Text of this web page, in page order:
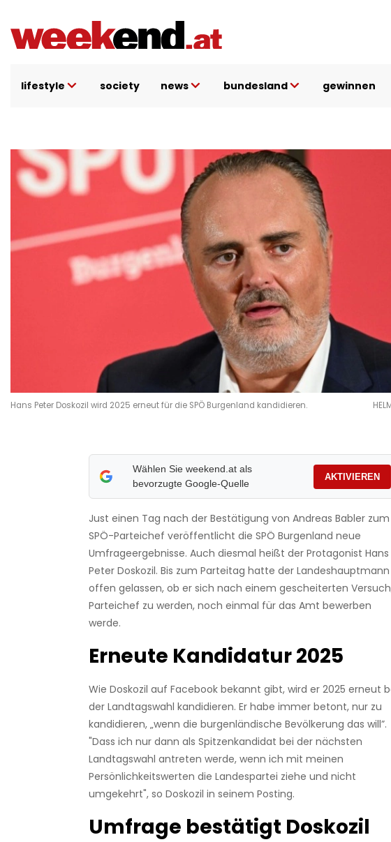
Inhalt
lifestyle society news bundesland gewinnen
Hans Peter Doskozil wird 2025 erneut für die SPÖ Burgenland kandidieren.
Wählen Sie weekend.at als
bevorzugte Google-Quelle
AKTIVIEREN
Just einen Tag nach der Bestätigung von Andreas Babler zum
SPÖ-Parteichef veröffentlicht die SPÖ Burgenland neue
Umfrageergebnisse. Auch diesmal heißt der Protagonist Hans
Peter Doskozil. Bis zum Parteitag hatte der Landeshauptmann
offen gelassen, ob er sich nach einem gescheiterten
Parteichef zu werden, noch einmal für das Amt bewerben
werde.
Erneute Kandidatur 2025
Wie Doskozil auf Facebook bekannt gibt, wird er 2025 erneut
der Landtagswahl kandidieren. Er habe immer betont, nur zu
kandidieren, „wenn die burgenländische Bevölkerung das will”.
"Dass ich nur dann als Spitzenkandidat bei der nächsten
Landtagswahl antreten werde, wenn ich mit meinen
Persönlichkeitswerten die Landespartei ziehe und nicht
umgekehrt", so Doskozil in seinem Posting.
Umfrage bestätigt Doskozil